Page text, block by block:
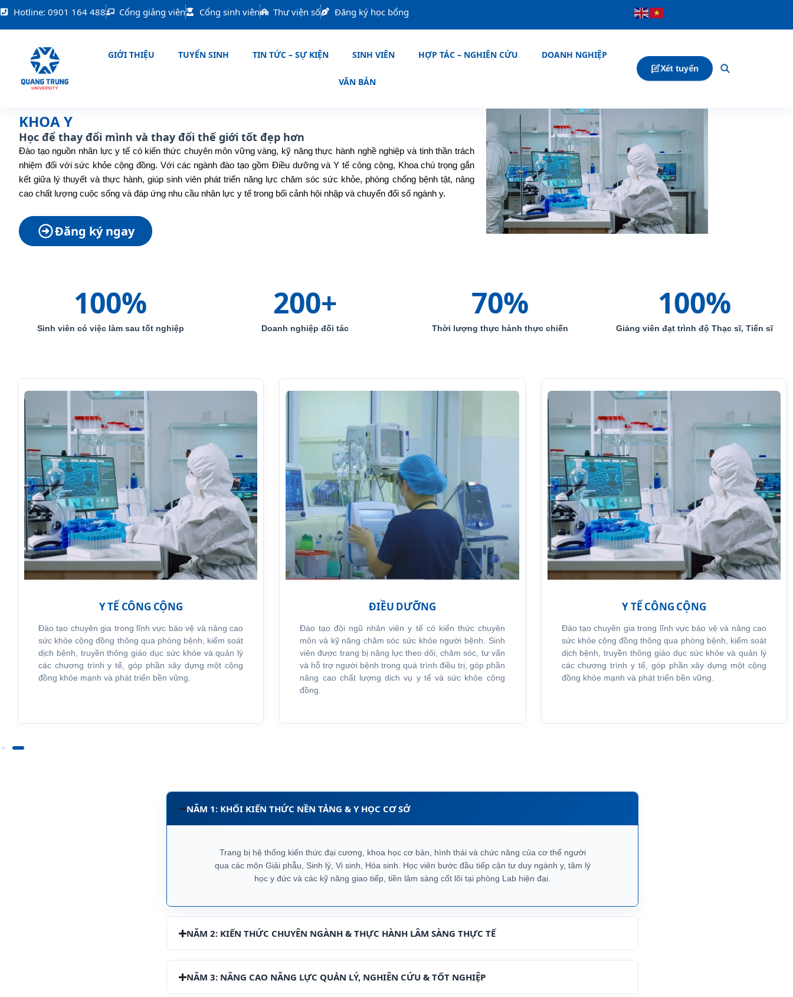
NhảyHotline: 0901 164 488 Cổng giảng viên Cổng sinh viên Thư viện số Đăng ký học bổng
GIỚI THIỆU TUYỂN SINH TIN TỨC – SỰ KIỆN SINH VIÊN HỢP TÁC – NGHIÊN CỨU DOANH NGHIỆP
VĂN BẢN
Xét tuyển
KHOA Y
Học để thay đổi mình và thay đổi thế giới tốt đẹp hơn
Đào tạo nguồn nhân lực y tế có kiến thức chuyên môn vững vàng, kỹ năng thực hành nghề nghiệp và tinh thần trách
nhiệm đối với sức khỏe cộng đồng. Với các ngành đào tạo gồm Điều dưỡng và Y tế công cộng, Khoa chú trọng gắn
kết giữa lý thuyết và thực hành, giúp sinh viên phát triển năng lực chăm sóc sức khỏe, phòng chống bệnh tật, nâng
cao chất lượng cuộc sống và đáp ứng nhu cầu nhân lực y tế trong bối cảnh hội nhập và chuyển đổi số ngành y.
Đăng ký ngay
Sinh viên có việc làm sau tốt nghiệp
100%
Doanh nghiệp đối tác
200+
Thời lượng thực hành thực chiến
70%
Giảng viên đạt trình độ Thạc sĩ, Tiến sĩ
100%
Y TẾ CÔNG CỘNG
Đào tạo chuyên gia trong lĩnh vực bảo vệ và nâng cao
sức khỏe cộng đồng thông qua phòng bệnh, kiểm soát
dịch bệnh, truyền thông giáo dục sức khỏe và quản lý
các chương trình y tế, góp phần xây dựng một cộng
đồng khỏe mạnh và phát triển bền vững.
ĐIỀU DƯỠNG
Đào tạo đội ngũ nhân viên y tế có kiến thức chuyên
môn và kỹ năng chăm sóc sức khỏe người bệnh. Sinh
viên được trang bị năng lực theo dõi, chăm sóc, tư vấn
và hỗ trợ người bệnh trong quá trình điều trị, góp phần
nâng cao chất lượng dịch vụ y tế và sức khỏe cộng
đồng.
Y TẾ CÔNG CỘNG
Đào tạo chuyên gia trong lĩnh vực bảo vệ và nâng cao
sức khỏe cộng đồng thông qua phòng bệnh, kiểm soát
dịch bệnh, truyền thông giáo dục sức khỏe và quản lý
các chương trình y tế, góp phần xây dựng một cộng
đồng khỏe mạnh và phát triển bền vững.
NĂM 1: KHỐI KIẾN THỨC NỀN TẢNG & Y HỌC CƠ SỞ
Trang bị hệ thống kiến thức đại cương, khoa học cơ bản, hình thái và chức năng của cơ thể người
qua các môn Giải phẫu, Sinh lý, Vi sinh, Hóa sinh. Học viên bước đầu tiếp cận tư duy ngành y, tâm lý
học y đức và các kỹ năng giao tiếp, tiền lâm sàng cốt lõi tại phòng Lab hiện đại.
NĂM 2: KIẾN THỨC CHUYÊN NGÀNH & THỰC HÀNH LÂM SÀNG THỰC TẾ
NĂM 3: NÂNG CAO NĂNG LỰC QUẢN LÝ, NGHIÊN CỨU & TỐT NGHIỆP